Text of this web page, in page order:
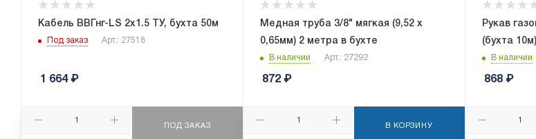
Кабель ВВГнг-LS 2х1.5 ТУ, бухта 50м
Под заказ Арт.: 27518
1 664₽
ПОД ЗАКАЗ
Медная труба 3/8" мягкая (9,52 x
0,65мм) 2 метра в бухте
В наличии Арт.: 27292
872₽
В КОРЗИНУ
Рукав
(бухта 10м)
В наличии
868₽